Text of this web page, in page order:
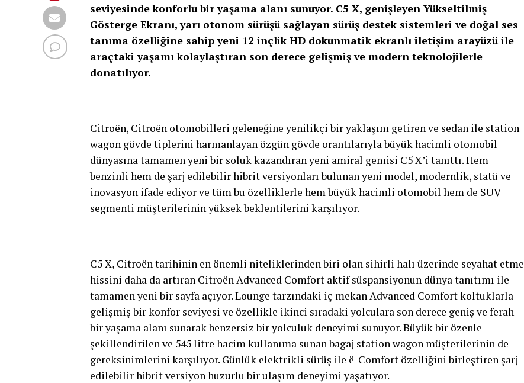
seviyesinde konforlu bir yaşama alanı sunuyor. C5 X, genişleyen Yükseltilmiş
Gösterge Ekranı, yarı otonom sürüşü sağlayan sürüş destek sistemleri ve doğal ses
tanıma özelliğine sahip yeni 12 inçlik HD dokunmatik ekranlı iletişim arayüzü ile
araçtaki yaşamı kolaylaştıran son derece gelişmiş ve modern teknolojilerle
donatılıyor.
Citroën, Citroën otomobilleri geleneğine yenilikçi bir yaklaşım getiren ve sedan ile station
wagon gövde tiplerini harmanlayan özgün gövde orantılarıyla büyük hacimli otomobil
dünyasına tamamen yeni bir soluk kazandıran yeni amiral gemisi C5 X’i tanıttı. Hem
benzinli hem de şarj edilebilir hibrit versiyonları bulunan yeni model, modernlik, statü ve
inovasyon ifade ediyor ve tüm bu özelliklerle hem büyük hacimli otomobil hem de SUV
segmenti müşterilerinin yüksek beklentilerini karşılıyor.
C5 X, Citroën tarihinin en önemli niteliklerinden biri olan sihirli halı üzerinde seyahat etme
hissini daha da artıran Citroën Advanced Comfort aktif süspansiyonun dünya tanıtımı ile
tamamen yeni bir sayfa açıyor. Lounge tarzındaki iç mekan Advanced Comfort koltuklarla
gelişmiş bir konfor seviyesi ve özellikle ikinci sıradaki yolculara son derece geniş ve ferah
bir yaşama alanı sunarak benzersiz bir yolculuk deneyimi sunuyor. Büyük bir özenle
şekillendirilen ve 545 litre hacim kullanıma sunan bagaj station wagon müşterilerinin de
gereksinimlerini karşılıyor. Günlük elektrikli sürüş ile ë-Comfort özelliğini birleştiren şarj
edilebilir hibrit versiyon huzurlu bir ulaşım deneyimi yaşatıyor.